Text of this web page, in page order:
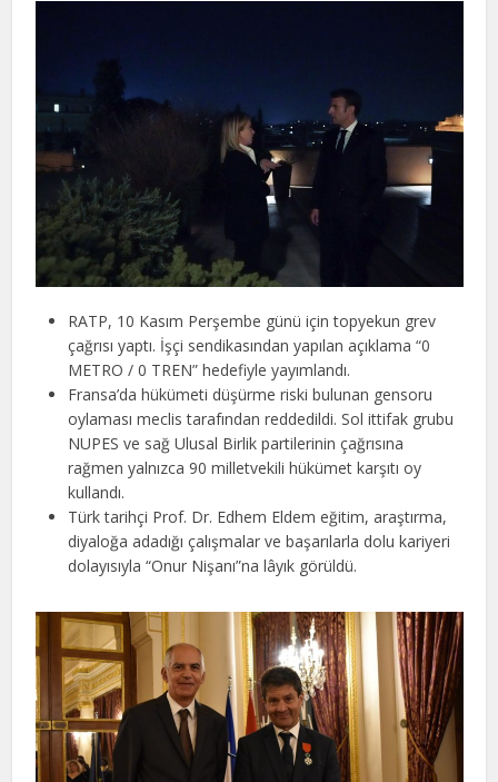
RATP, 10 Kasım Perşembe günü için topyekun grev
çağrısı yaptı. İşçi sendikasından yapılan açıklama “0
METRO / 0 TREN” hedefiyle yayımlandı.
Fransa’da hükümeti düşürme riski bulunan gensoru
oylaması meclis tarafından reddedildi. Sol ittifak grubu
NUPES ve sağ Ulusal Birlik partilerinin çağrısına
rağmen yalnızca 90 milletvekili hükümet karşıtı oy
kullandı.
Türk tarihçi Prof. Dr. Edhem Eldem eğitim, araştırma,
diyaloğa adadığı çalışmalar ve başarılarla dolu kariyeri
dolayısıyla “Onur Nişanı”na lâyık görüldü.